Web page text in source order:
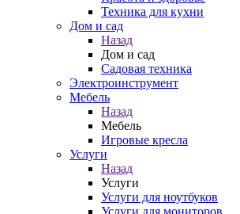
Техника для кухни
Дом и сад
Назад
Дом и сад
Садовая техника
Электроинструмент
Мебель
Назад
Мебель
Игровые кресла
Услуги
Назад
Услуги
Услуги для ноутбуков
Услуги для мониторов